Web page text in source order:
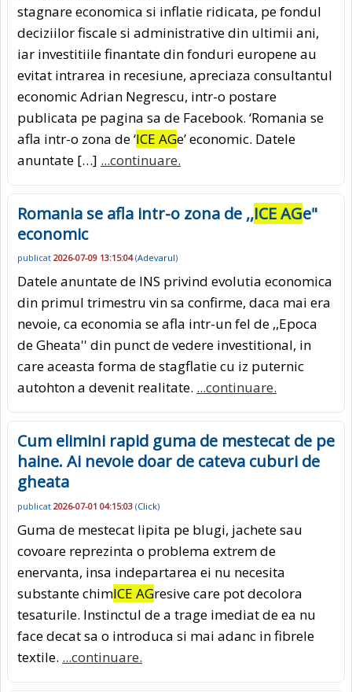
stagnare economica si inflatie ridicata, pe fondul
deciziilor fiscale si administrative din ultimii ani,
iar investitiile finantate din fonduri europene au
evitat intrarea in recesiune, apreciaza consultantul
economic Adrian Negrescu, intr-o postare
publicata pe pagina sa de Facebook. ‘Romania se
afla intr-o zona de ‘ICE AGe’ economic. Datele
anuntate […] ...continuare.
Romania se afla intr-o zona de ,,ICE AGe"
economic
publicat 2026-07-09 13:15:04(Adevarul)
Datele anuntate de INS privind evolutia economica
din primul trimestru vin sa confirme, daca mai era
nevoie, ca economia se afla intr-un fel de ,,Epoca
de Gheata'' din punct de vedere investitional, in
care aceasta forma de stagflatie cu iz puternic
autohton a devenit realitate. ...continuare.
Cum elimini rapid guma de mestecat de pe
haine. Ai nevoie doar de cateva cuburi de
gheata
publicat 2026-07-01 04:15:03 (Click)
Guma de mestecat lipita pe blugi, jachete sau
covoare reprezinta o problema extrem de
enervanta, insa indepartarea ei nu necesita
substante chimICE AGresive care pot decolora
tesaturile. Instinctul de a trage imediat de ea nu
face decat sa o introduca si mai adanc in fibrele
textile. ...continuare.